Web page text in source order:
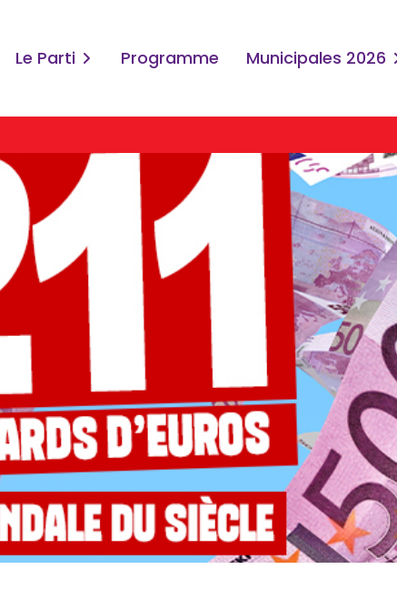
Le Parti Programme Municipales 2026